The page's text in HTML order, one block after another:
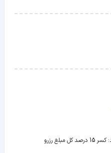
: کسر 15 درصد کل مبلغ رزرو